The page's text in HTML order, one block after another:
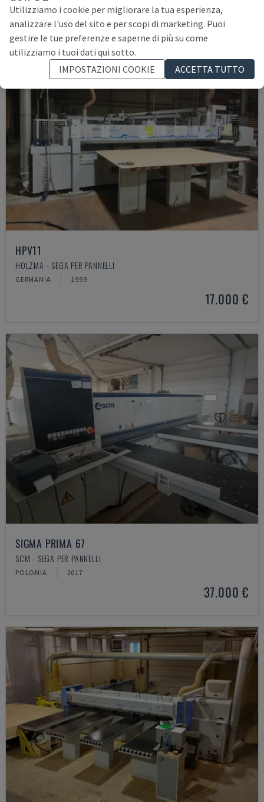
90.000 €
HPV11
HOLZMA - SEGA PER PANNELLI
GERMANIA 1999
17.000 €
SIGMA PRIMA 67
SCM - SEGA PER PANNELLI
POLONIA 2017
37.000 €
Utilizziamo i cookie per migliorare la tua esperienza,
analizzare l'uso del sito e per scopi di marketing. Puoi
gestire le tue preferenze e saperne di più su come
utilizziamo i tuoi dati qui sotto.
IMPOSTAZIONI COOKIE
ACCETTA TUTTO